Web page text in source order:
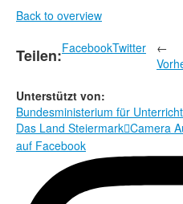
Back to overview
Teilen:FacebookTwitter
←
Unterstützt von:
Bundesministerium für
Das Land SteiermarkCamera
auf Facebook